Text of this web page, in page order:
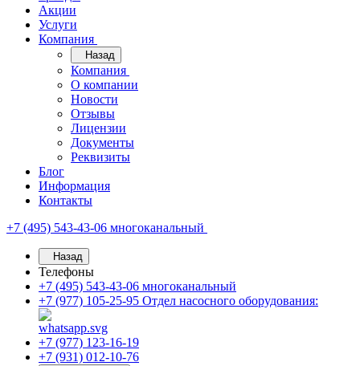
Акции
Услуги
Компания
Назад
Компания
О компании
Новости
Отзывы
Лицензии
Документы
Реквизиты
Блог
Информация
Контакты
+7 (495) 543-43-06 многоканальный
Назад
Телефоны
+7 (495) 543-43-06 многоканальный
+7 (977) 105-25-95 Отдел насосного оборудования:
+7 (977) 123-16-19
+7 (931) 012-10-76